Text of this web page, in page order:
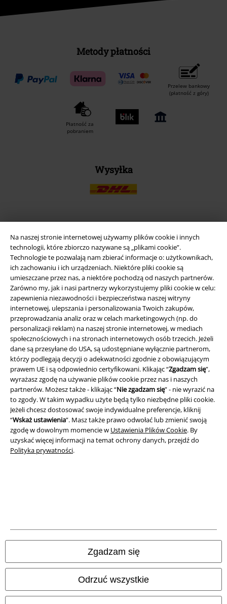
Na naszej stronie internetowej używamy plików cookie i innych
technologii, które zbiorczo nazywane są „plikami cookie”.
Technologie te pozwalają nam zbierać informacje o: użytkownikach,
ich zachowaniu i ich urządzeniach. Niektóre pliki cookie są
umieszczane przez nas, a niektóre pochodzą od naszych partnerów.
Zarówno my, jak i nasi partnerzy wykorzystujemy pliki cookie w celu:
zapewnienia niezawodności i bezpieczeństwa naszej witryny
internetowej, ulepszania i personalizowania Twoich zakupów,
przeprowadzania analiz oraz w celach marketingowych (np. do
personalizacji reklam) na naszej stronie internetowej, w mediach
społecznościowych i na stronach internetowych osób trzecich. Jeżeli
dane są przesyłane do USA, są udostępniane wyłącznie partnerom,
którzy podlegają decyzji o adekwatności zgodnie z obowiązującym
prawem UE i są odpowiednio certyfikowani. Klikając “Zgadzam się”,
wyrażasz zgodę na używanie plików cookie przez nas i naszych
partnerów. Możesz także - klikając “Nie zgadzam się” - nie wyrazić na
to zgody. W takim wypadku użyte będą tylko niezbędne pliki cookie.
Jeżeli chcesz dostosować swoje indywidualne preferencje, kliknij
“Wskaż ustawienia”. Masz także prawo odwołać lub zmienić swoją
zgodę w dowolnym momencie w Ustawienia Plików Cookie. By
uzyskać więcej informacji na temat ochrony danych, przejdź do
Polityka prywatności.
Zgadzam się
Odrzuć wszystkie
Metody płatności
Przelew bankowy
(płatność z góry)
Płatność za
pobraniem
Wysyłka
Aplikację EMP
Ściągnij nową aplikację EMP - ZA DARMO - i korzystaj z nowych
funkcji!
A Warner Music Group Company
Polityka prywatności
Unieszkodliwianie odpadów i ochrona środowiska
Informacje dotyczące dostępności